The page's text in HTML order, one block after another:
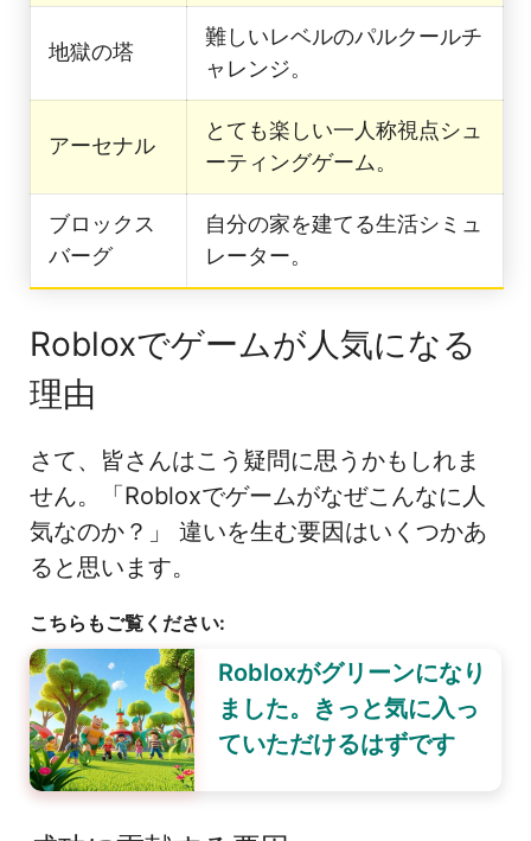
地獄の塔
難しいレベルのパルクールチ
ャレンジ。
アーセナル
とても楽しい一人称視点シュ
ーティングゲーム。
ブロックス
バーグ
自分の家を建てる生活シミュ
レーター。
Robloxでゲームが人気になる
理由
さて、皆さんはこう疑問に思うかもしれま
せん。「Robloxでゲームがなぜこんなに人
気なのか？」 違いを生む要因はいくつかあ
ると思います。
こちらもご覧ください:
Robloxがグリーンになり
ました。きっと気に入っ
ていただけるはずです